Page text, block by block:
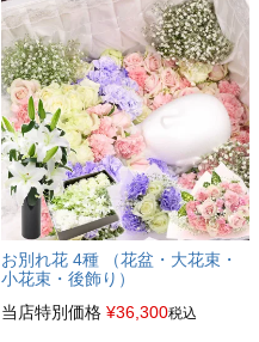
お別れ花 4種 （花盆・大花束・
小花束・後飾り）
当店特別価格 ¥36,300税込